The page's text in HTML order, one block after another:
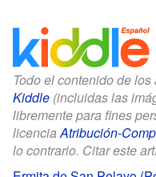
Todo el contenido de
Kiddle (incluidas las
libremente para fines
licenciaAtribución-
lo contrario. Citar este